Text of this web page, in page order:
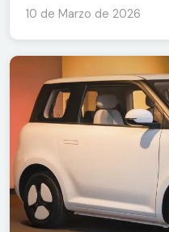
10 de Marzo de 2026